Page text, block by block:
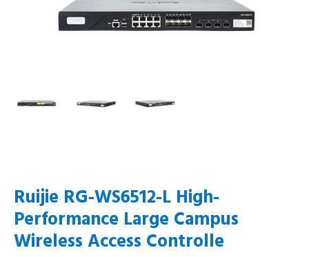
Ruijie RG-WS6512-L High-
Performance Large Campus
Wireless Access Controlle